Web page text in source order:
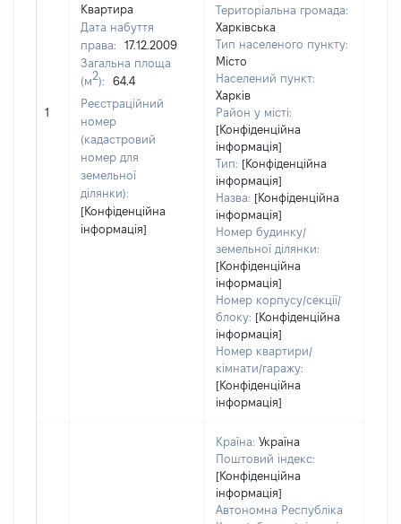
1
Квартира
Дата набуття
права:
17.12.2009
Загальна площа
(м2):
64.4
Реєстраційний
номер
(кадастровий
номер для
земельної
ділянки):
[Конфіденційна
інформація]
Територіальна громада:
Харківська
Тип населеного пункту:
Місто
Населений пункт:
Харків
Район у місті:
[Конфіденційна
інформація]
Тип: [Конфіденційна
інформація]
Назва: [Конфіденційна
інформація]
Номер будинку/
земельної ділянки:
[Конфіденційна
інформація]
Номер корпусу/секції/
блоку: [Конфіденційна
інформація]
Номер квартири/
кімнати/гаражу:
[Конфіденційна
інформація]
Країна: Україна
Поштовий індекс:
[Конфіденційна
інформація]
Автономна Республіка